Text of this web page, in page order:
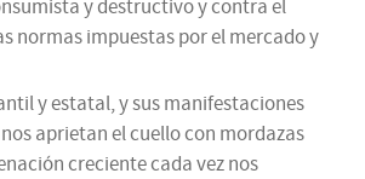
y destructivo y contra el
normas impuestas por el mercado y
y estatal, y sus manifestaciones
aprietan el cuello con mordazas
creciente cada vez nos